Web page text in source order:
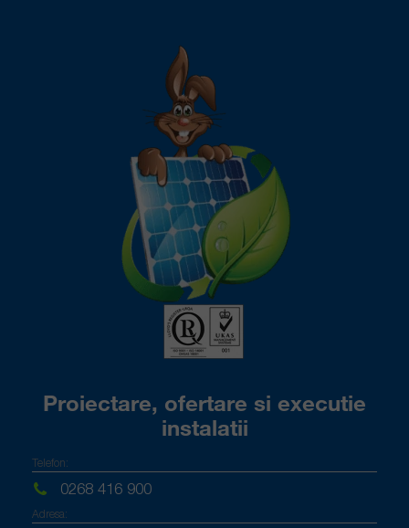
Proiectare, ofertare si executie
instalatii
Telefon:
0268 416 900
Adresa: